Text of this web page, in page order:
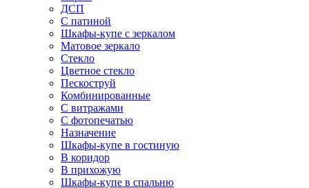
ДСП
С патиной
Шкафы-купе с зеркалом
Матовое зеркало
Стекло
Цветное стекло
Пескоструй
Комбинированные
С витражами
С фотопечатью
Назначение
Шкафы-купе в гостиную
В коридор
В прихожую
Шкафы-купе в спальню